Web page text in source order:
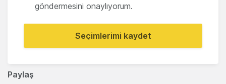
Paylaş
göndermesini onaylıyorum.
Seçimlerimi kaydet